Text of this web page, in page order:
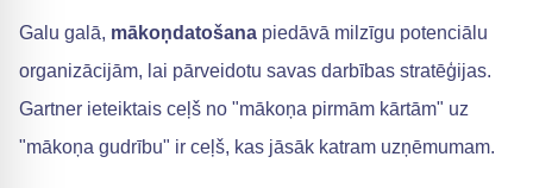
Galu galā, mākoņdatošana piedāvā milzīgu potenciālu
organizācijām, lai pārveidotu savas darbības stratēģijas.
Gartner ieteiktais ceļš no "mākoņa pirmām kārtām" uz
"mākoņa gudrību" ir ceļš, kas jāsāk katram uzņēmumam.